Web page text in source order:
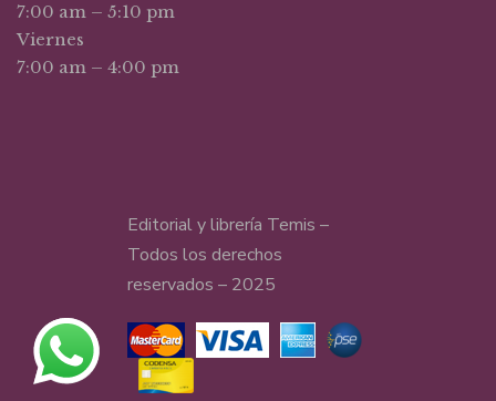
7:00 am – 5:10 pm
Viernes
7:00 am – 4:00 pm
Editorial y librería Temis –
Todos los derechos
reservados – 2025